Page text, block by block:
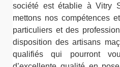
société est établie à Vitry
mettons nos compétences
particuliers et des
disposition des artisans
qualifiés qui pourront